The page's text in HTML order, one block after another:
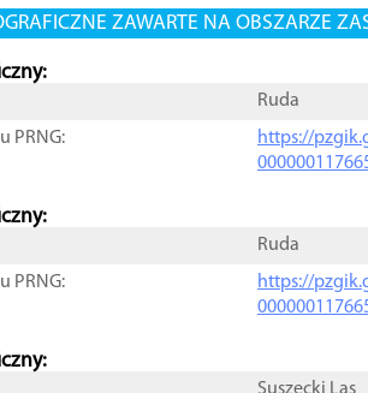
ZAWARTE NA OBSZARZE
Ruda
PRNG:
https://
Ruda
PRNG:
https://